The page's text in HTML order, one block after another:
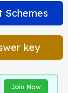
Schemes
key
Join Now